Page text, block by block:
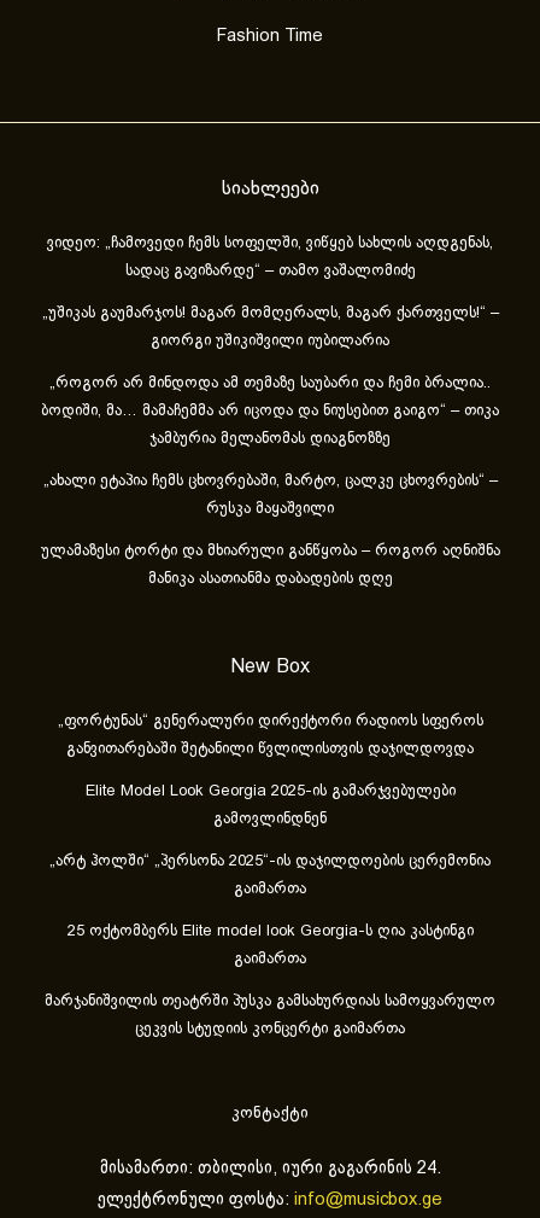
Fashion Time
სიახლეები
ვიდეო: „ჩამოვედი ჩემს სოფელში, ვიწყებ სახლის აღდგენას,
სადაც გავიზარდე“ – თამო ვაშალომიძე
„უშიკას გაუმარჯოს! მაგარ მომღერალს, მაგარ ქართველს!“ –
გიორგი უშიკიშვილი იუბილარია
„როგორ არ მინდოდა ამ თემაზე საუბარი და ჩემი ბრალია..
ბოდიში, მა… მამაჩემმა არ იცოდა და ნიუსებით გაიგო“ – თიკა
ჯამბურია მელანომას დიაგნოზზე
„ახა­ლი ეტა­პია ჩემს ცხოვ­რე­ბა­ში, მარ­ტო, ცალ­კე ცხოვ­რე­ბის“ –
რუსკა მაყაშვილი
ულამაზესი ტორტი და მხიარული განწყობა – როგორ აღნიშნა
მანიკა ასათიანმა დაბადების დღე
New Box
„ფორტუნას“ გენერალური დირექტორი რადიოს სფეროს
განვითარებაში შეტანილი წვლილისთვის დაჯილდოვდა
Elite Model Look Georgia 2025-ის გამარჯვებულები
გამოვლინდნენ
„არტ ჰოლში“ „პერსონა 2025“-ის დაჯილდოების ცერემონია
გაიმართა
25 ოქტომბერს Elite model look Georgia-ს ღია კასტინგი
გაიმართა
მარჯანიშვილის თეატრში პუსკა გამსახურდიას სამოყვარულო
ცეკვის სტუდიის კონცერტი გაიმართა
კონტაქტი
მისამართი: თბილისი, იური გაგარინის 24.
ელექტრონული ფოსტა: info@musicbox.ge